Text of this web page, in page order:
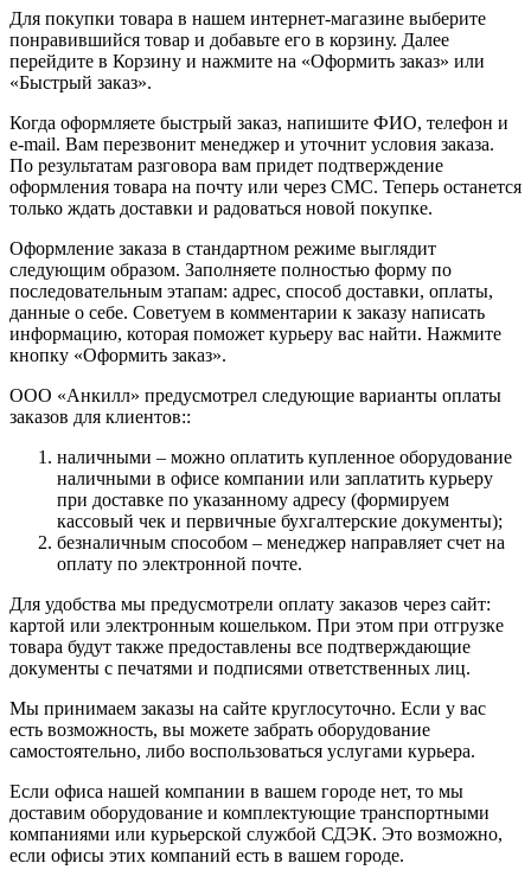
Для покупки товара в нашем интернет-магазине выберите
понравившийся товар и добавьте его в корзину. Далее
перейдите в Корзину и нажмите на «Оформить заказ» или
«Быстрый заказ».
Когда оформляете быстрый заказ, напишите ФИО, телефон и
e-mail. Вам перезвонит менеджер и уточнит условия заказа.
По результатам разговора вам придет подтверждение
оформления товара на почту или через СМС. Теперь останется
только ждать доставки и радоваться новой покупке.
Оформление заказа в стандартном режиме выглядит
следующим образом. Заполняете полностью форму по
последовательным этапам: адрес, способ доставки, оплаты,
данные о себе. Советуем в комментарии к заказу написать
информацию, которая поможет курьеру вас найти. Нажмите
кнопку «Оформить заказ».
ООО «Анкилл» предусмотрел следующие варианты оплаты
заказов для клиентов::
наличными – можно оплатить купленное оборудование
наличными в офисе компании или заплатить курьеру
при доставке по указанному адресу (формируем
кассовый чек и первичные бухгалтерские документы);
безналичным способом – менеджер направляет счет на
оплату по электронной почте.
Для удобства мы предусмотрели оплату заказов через сайт:
картой или электронным кошельком. При этом при отгрузке
товара будут также предоставлены все подтверждающие
документы с печатями и подписями ответственных лиц.
Мы принимаем заказы на сайте круглосуточно. Если у вас
есть возможность, вы можете забрать оборудование
самостоятельно, либо воспользоваться услугами курьера.
Если офиса нашей компании в вашем городе нет, то мы
доставим оборудование и комплектующие транспортными
компаниями или курьерской службой СДЭК. Это возможно,
если офисы этих компаний есть в вашем городе.